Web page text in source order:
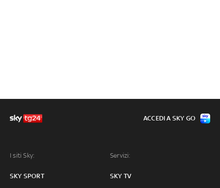
I siti Sky:
SKY SPORT
Servizi:
SKY TV
ACCEDI A SKY GO